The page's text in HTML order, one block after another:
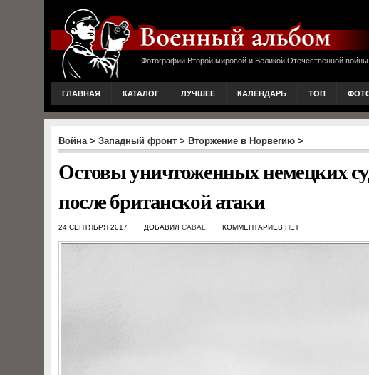
Фотографии Второй мировой и Великой Отечественной
ГЛАВНАЯ КАТАЛОГ ЛУЧШЕЕ КАЛЕНДАРЬ ТОП
Война> Западный фронт > Вторжение в Норвегию >
Остовы уничтоженных немецких
после британской атаки
24 СЕНТЯБРЯ 2017 ДОБАВИЛ CABAL КОММЕНТАРИЕВ НЕТ